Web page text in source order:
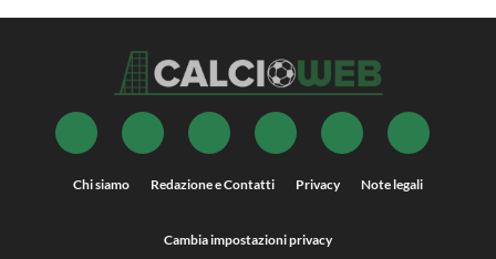
Chi siamo Redazione e Contatti Privacy Note legali
Cambia impostazioni privacy